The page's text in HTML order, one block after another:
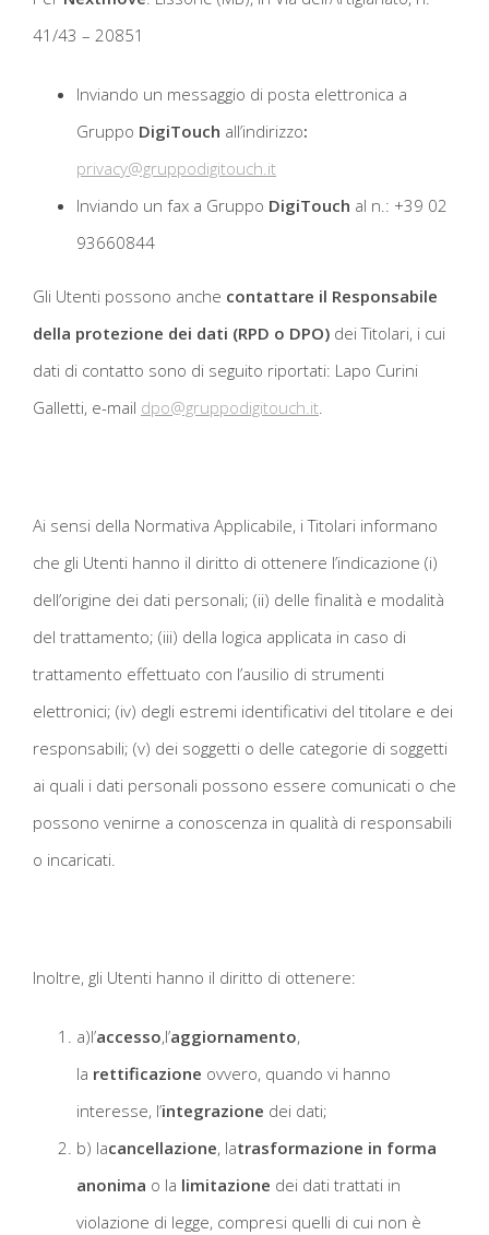
41/43 – 20851
Inviando un messaggio di posta elettronica a
Gruppo DigiTouch all’indirizzo:
privacy@gruppodigitouch.it
Inviando un fax a Gruppo DigiTouch al n.: +39 02
93660844
Gli Utenti possono anche contattare il Responsabile
della protezione dei dati (RPD o DPO) dei Titolari, i cui
dati di contatto sono di seguito riportati: Lapo Curini
Galletti, e-mail dpo@gruppodigitouch.it
Ai sensi della Normativa Applicabile, i Titolari informano
che gli Utenti hanno il diritto di ottenere l’indicazione (i)
dell’origine dei dati personali; (ii) delle finalità e modalità
del trattamento; (iii) della logica applicata in caso di
trattamento effettuato con l’ausilio di strumenti
elettronici; (iv) degli estremi identificativi del titolare e dei
responsabili; (v) dei soggetti o delle categorie di soggetti
ai quali i dati personali possono essere comunicati o che
possono venirne a conoscenza in qualità di responsabili
o incaricati.
Inoltre, gli Utenti hanno il diritto di ottenere:
a)l’accesso,l’aggiornamento,
la rettificazione ovvero, quando vi hanno
interesse, l’integrazione dei dati;
b) lacancellazione, latrasformazione in forma
anonima o la limitazione dei dati trattati in
violazione di legge, compresi quelli di cui non è